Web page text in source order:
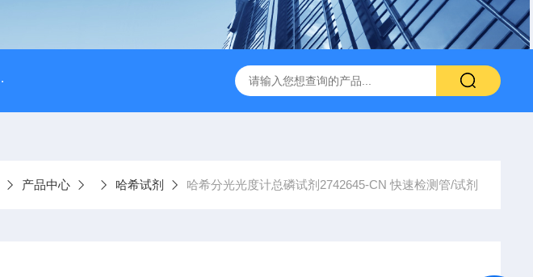
哈希在线PH计电极PD1R1 哈希HQ40D便携式多参数水质分析仪 哈希PD1P1在线PH
产品中心 哈希试剂 哈希分光光度计总磷试剂2742645-CN 快速检测管/试剂